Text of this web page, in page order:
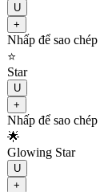
U
+
Nhấp để sao chép
⭐
Star
U
+
Nhấp để sao chép
🌟
Glowing Star
U
+